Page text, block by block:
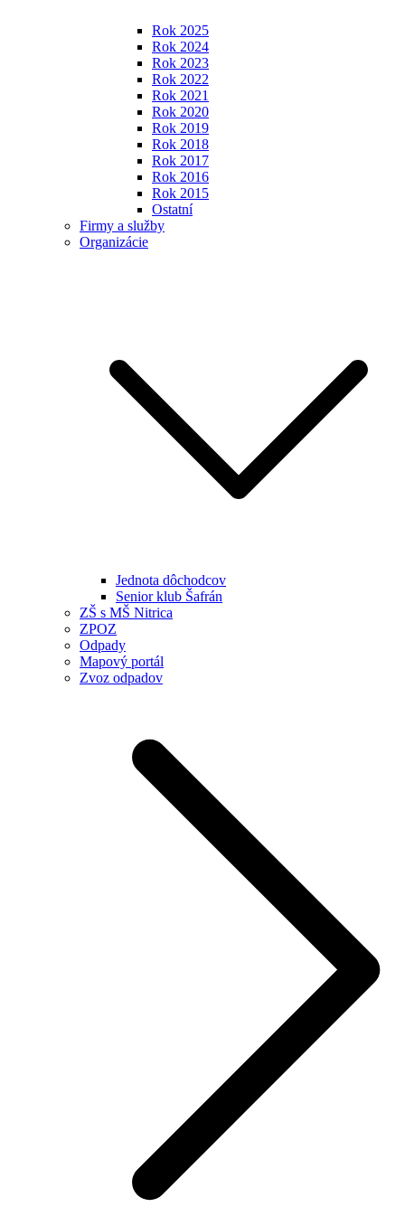
Rok 2025
Rok 2024
Rok 2023
Rok 2022
Rok 2021
Rok 2020
Rok 2019
Rok 2018
Rok 2017
Rok 2016
Rok 2015
Ostatní
Firmy a služby
Organizácie
Jednota dôchodcov
Senior klub Šafrán
ZŠ s MŠ Nitrica
ZPOZ
Odpady
Mapový portál
Zvoz odpadov